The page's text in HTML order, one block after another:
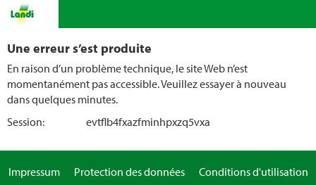
Une erreur s’est produite
En raison d’un problème technique, le site Web n’est
momentanément pas accessible. Veuillez essayer à nouveau
dans quelques minutes.
Session:
evtflb4fxazfminhpxzq5vxa
Impressum Protection des données
Conditions d'utilisation